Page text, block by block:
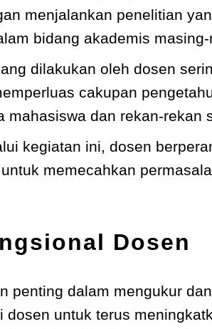
menjalankan penelitian
bidang akademis masing-
dilakukan oleh dosen
cakupan
mahasiswa dan rekan-rekan
kegiatan ini, dosen
memecahkan
Dosen
penting dalam mengukur
untuk terus